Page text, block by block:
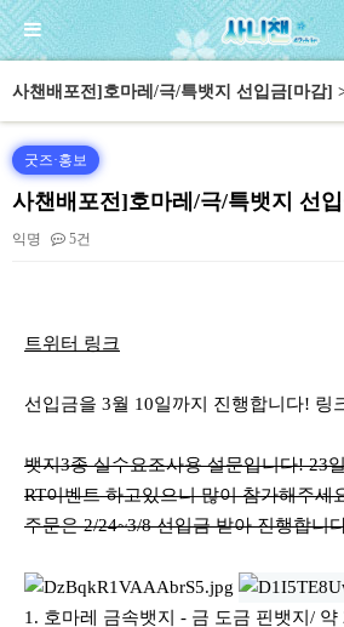
사챈배포전]호마레/극/특뱃지 선입금[마감]
굿즈·홍보
사챈배포전]호마레/극/특뱃지 선
익명 5건
트위터 링크
선입금을 3월 10일까지 진행합니다! 링
뱃지3종 실수요조사용 설문입니다! 23
RT이벤트 하고있으니 많이 참가해주세
주문은 2/24~3/8 선입금 받아 진행합니
1. 호마레 금속뱃지 - 금 도금 핀뱃지/ 약